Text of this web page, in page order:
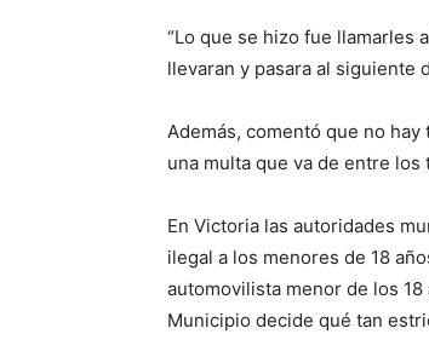
“Lo que se hizo fue llamarles
llevaran y pasara al siguiente
Además, comentó que no
una multa que va de entre
En Victoria las autoridades
ilegal a los menores de 18
automovilista menor de los
Municipio decide qué tan